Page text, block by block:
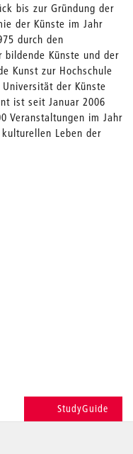
bis zur Gründung der
der Künste im Jahr
durch den
bildende Künste und der
Kunst zur Hochschule
der Künste
ist seit Januar 2006
Veranstaltungen im Jahr
Leben der
StudyGuide